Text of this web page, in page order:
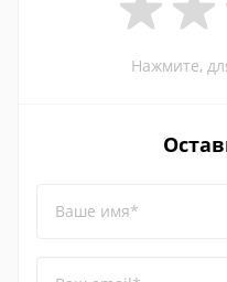
Нажмите,
Ваше имя*